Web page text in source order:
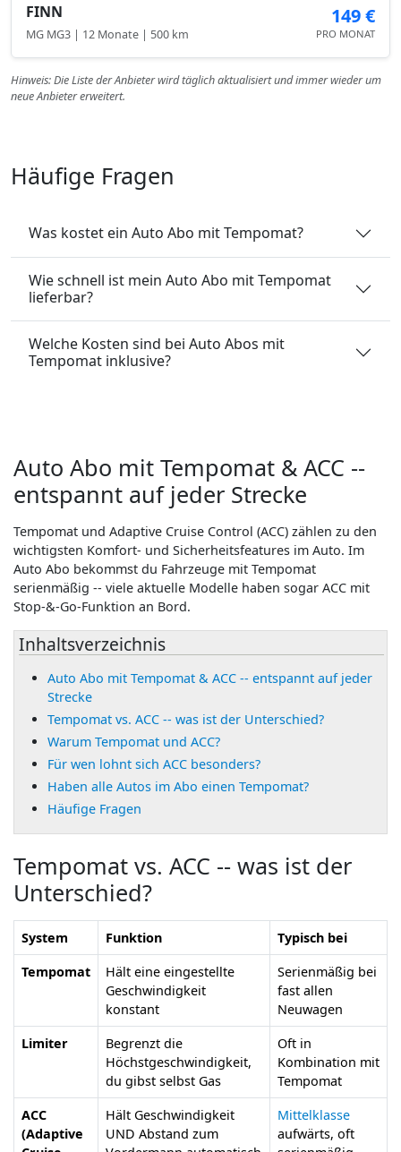
FINN
MG MG3 | 12 Monate | 500 km
149 €
PRO MONAT
Hinweis: Die Liste der Anbieter wird täglich aktualisiert und immer wieder um
neue Anbieter erweitert.
Häufige Fragen
Was kostet ein Auto Abo mit Tempomat?
Wie schnell ist mein Auto Abo mit Tempomat
lieferbar?
Welche Kosten sind bei Auto Abos mit
Tempomat inklusive?
Auto Abo mit Tempomat & ACC --
entspannt auf jeder Strecke
Tempomat und Adaptive Cruise Control (ACC) zählen zu den
wichtigsten Komfort- und Sicherheitsfeatures im Auto. Im
Auto Abo bekommst du Fahrzeuge mit Tempomat
serienmäßig -- viele aktuelle Modelle haben sogar ACC mit
Stop-&-Go-Funktion an Bord.
Inhaltsverzeichnis
Auto Abo mit Tempomat & ACC -- entspannt auf jeder
Strecke
Tempomat vs. ACC -- was ist der Unterschied?
Warum Tempomat und ACC?
Für wen lohnt sich ACC besonders?
Haben alle Autos im Abo einen Tempomat?
Häufige Fragen
Tempomat vs. ACC -- was ist der
Unterschied?
System Funktion
Typisch bei
Tempomat
Hält eine eingestellte
Geschwindigkeit
konstant
Serienmäßig bei
fast allen
Neuwagen
Limiter
Begrenzt die
Höchstgeschwindigkeit,
du gibst selbst Gas
Oft in
Kombination mit
Tempomat
ACC
(Adaptive
Hält Geschwindigkeit
UND Abstand zum
Mittelklasse
aufwärts, oft